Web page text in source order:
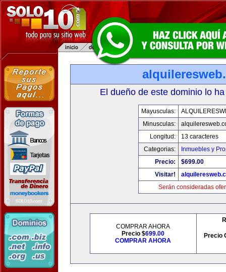
El dueño de este dominio lo
Mayusculas:
Minusculas:
Longitud:
13 caracteres
Categorias:
Inmuebles y
Precio:
$699.00
Visitar!
Serán consideradas
COMPRAR AHORA
Precio $699.00
COMPRAR AHORA
Precio